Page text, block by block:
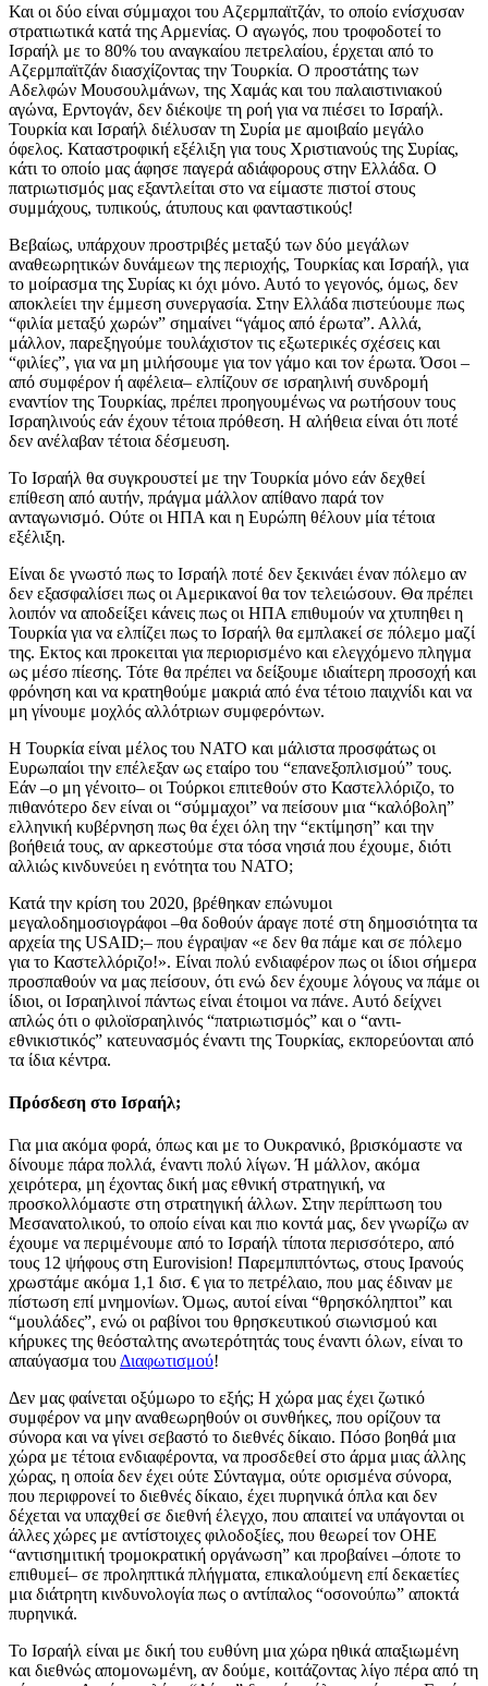
Και οι δύο είναι σύμμαχοι του Αζερμπαϊτζάν, το οποίο ενίσχυσαν
στρατιωτικά κατά της Αρμενίας. Ο αγωγός, που τροφοδοτεί το
Ισραήλ με το 80% του αναγκαίου πετρελαίου, έρχεται από το
Αζερμπαϊτζάν διασχίζοντας την Τουρκία. Ο προστάτης των
Αδελφών Μουσουλμάνων, της Χαμάς και του παλαιστινιακού
αγώνα, Ερντογάν, δεν διέκοψε τη ροή για να πιέσει το Ισραήλ.
Τουρκία και Ισραήλ διέλυσαν τη Συρία με αμοιβαίο μεγάλο
όφελος. Καταστροφική εξέλιξη για τους Χριστιανούς της Συρίας,
κάτι το οποίο μας άφησε παγερά αδιάφορους στην Ελλάδα. Ο
πατριωτισμός μας εξαντλείται στο να είμαστε πιστοί στους
συμμάχους, τυπικούς, άτυπους και φανταστικούς!
Βεβαίως, υπάρχουν προστριβές μεταξύ των δύο μεγάλων
αναθεωρητικών δυνάμεων της περιοχής, Τουρκίας και Ισραήλ, για
το μοίρασμα της Συρίας κι όχι μόνο. Αυτό το γεγονός, όμως, δεν
αποκλείει την έμμεση συνεργασία. Στην Ελλάδα πιστεύουμε πως
“φιλία μεταξύ χωρών” σημαίνει “γάμος από έρωτα”. Αλλά,
μάλλον, παρεξηγούμε τουλάχιστον τις εξωτερικές σχέσεις και
“φιλίες”, για να μη μιλήσουμε για τον γάμο και τον έρωτα. Όσοι –
από συμφέρον ή αφέλεια– ελπίζουν σε ισραηλινή συνδρομή
εναντίον της Τουρκίας, πρέπει προηγουμένως να ρωτήσουν τους
Ισραηλινούς εάν έχουν τέτοια πρόθεση. Η αλήθεια είναι ότι ποτέ
δεν ανέλαβαν τέτοια δέσμευση.
Το Ισραήλ θα συγκρουστεί με την Τουρκία μόνο εάν δεχθεί
επίθεση από αυτήν, πράγμα μάλλον απίθανο παρά τον
ανταγωνισμό. Ούτε οι ΗΠΑ και η Ευρώπη θέλουν μία τέτοια
εξέλιξη.
Είναι δε γνωστό πως το Ισραήλ ποτέ δεν ξεκινάει έναν πόλεμο αν
δεν εξασφαλίσει πως οι Αμερικανοί θα τον τελειώσουν. Θα πρέπει
λοιπόν να αποδείξει κάνεις πως οι ΗΠΑ επιθυμούν να χτυπηθει η
Τουρκία για να ελπίζει πως το Ισραήλ θα εμπλακεί σε πόλεμο μαζί
της. Εκτος και προκειται για περιορισμένο και ελεγχόμενο πληγμα
ως μέσο πίεσης. Τότε θα πρέπει να δείξουμε ιδιαίτερη προσοχή και
φρόνηση και να κρατηθούμε μακριά από ένα τέτοιο παιχνίδι και να
μη γίνουμε μοχλός αλλότριων συμφερόντων.
Η Τουρκία είναι μέλος του ΝΑΤΟ και μάλιστα προσφάτως οι
Ευρωπαίοι την επέλεξαν ως εταίρο του “επανεξοπλισμού” τους.
Εάν –ο μη γένοιτο– οι Τούρκοι επιτεθούν στο Καστελλόριζο, το
πιθανότερο δεν είναι οι “σύμμαχοι” να πείσουν μια “καλόβολη”
ελληνική κυβέρνηση πως θα έχει όλη την “εκτίμηση” και την
βοήθειά τους, αν αρκεστούμε στα τόσα νησιά που έχουμε, διότι
αλλιώς κινδυνεύει η ενότητα του ΝΑΤΟ;
Κατά την κρίση του 2020, βρέθηκαν επώνυμοι
μεγαλοδημοσιογράφοι –θα δοθούν άραγε ποτέ στη δημοσιότητα τα
αρχεία της USAID;– που έγραψαν «ε δεν θα πάμε και σε πόλεμο
για το Καστελλόριζο!». Είναι πολύ ενδιαφέρον πως οι ίδιοι σήμερα
προσπαθούν να μας πείσουν, ότι ενώ δεν έχουμε λόγους να πάμε οι
ίδιοι, οι Ισραηλινοί πάντως είναι έτοιμοι να πάνε. Αυτό δείχνει
απλώς ότι ο φιλοϊσραηλινός “πατριωτισμός” και ο “αντι-
εθνικιστικός” κατευνασμός έναντι της Τουρκίας, εκπορεύονται από
τα ίδια κέντρα.
Πρόσδεση στο Ισραήλ;
Για μια ακόμα φορά, όπως και με το Ουκρανικό, βρισκόμαστε να
δίνουμε πάρα πολλά, έναντι πολύ λίγων. Ή μάλλον, ακόμα
χειρότερα, μη έχοντας δική μας εθνική στρατηγική, να
προσκολλόμαστε στη στρατηγική άλλων. Στην περίπτωση του
Μεσανατολικού, το οποίο είναι και πιο κοντά μας, δεν γνωρίζω αν
έχουμε να περιμένουμε από το Ισραήλ τίποτα περισσότερο, από
τους 12 ψήφους στη Eurovision! Παρεμπιπτόντως, στους Ιρανούς
χρωστάμε ακόμα 1,1 δισ. € για το πετρέλαιο, που μας έδιναν με
πίστωση επί μνημονίων. Όμως, αυτοί είναι “θρησκόληπτοι” και
“μουλάδες”, ενώ οι ραβίνοι του θρησκευτικού σιωνισμού και
κήρυκες της θεόσταλτης ανωτερότητάς τους έναντι όλων, είναι το
απαύγασμα του Διαφωτισμού!
Δεν μας φαίνεται οξύμωρο το εξής; Η χώρα μας έχει ζωτικό
συμφέρον να μην αναθεωρηθούν οι συνθήκες, που ορίζουν τα
σύνορα και να γίνει σεβαστό το διεθνές δίκαιο. Πόσο βοηθά μια
χώρα με τέτοια ενδιαφέροντα, να προσδεθεί στο άρμα μιας άλλης
χώρας, η οποία δεν έχει ούτε Σύνταγμα, ούτε ορισμένα σύνορα,
που περιφρονεί το διεθνές δίκαιο, έχει πυρηνικά όπλα και δεν
δέχεται να υπαχθεί σε διεθνή έλεγχο, που απαιτεί να υπάγονται οι
άλλες χώρες με αντίστοιχες φιλοδοξίες, που θεωρεί τον ΟΗΕ
“αντισημιτική τρομοκρατική οργάνωση” και προβαίνει –όποτε το
επιθυμεί– σε προληπτικά πλήγματα, επικαλούμενη επί δεκαετίες
μια διάτρητη κινδυνολογία πως ο αντίπαλος “οσονούπω” αποκτά
πυρηνικά.
Το Ισραήλ είναι με δική του ευθύνη μια χώρα ηθικά απαξιωμένη
και διεθνώς απομονωμένη, αν δούμε, κοιτάζοντας λίγο πέρα από τη